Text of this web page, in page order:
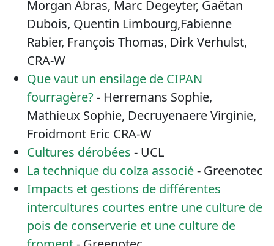
Morgan Abras, Marc Degeyter, Gaëtan
Dubois, Quentin Limbourg,Fabienne
Rabier, François Thomas, Dirk Verhulst,
CRA-W
Que vaut un ensilage de CIPAN
fourragère?- Herremans Sophie,
Mathieux Sophie, Decruyenaere Virginie,
Froidmont Eric CRA-W
Cultures dérobées - UCL
La technique du colza associé- Greenotec
Impacts et gestions de différentes
intercultures courtes entre une culture de
pois de conserverie et une culture de